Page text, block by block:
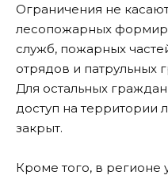
Ограничения не
лесопожарных
служб, пожарных
отрядов и патрульных
Для остальных
доступ на территории
закрыт.
Кроме того, в регионе